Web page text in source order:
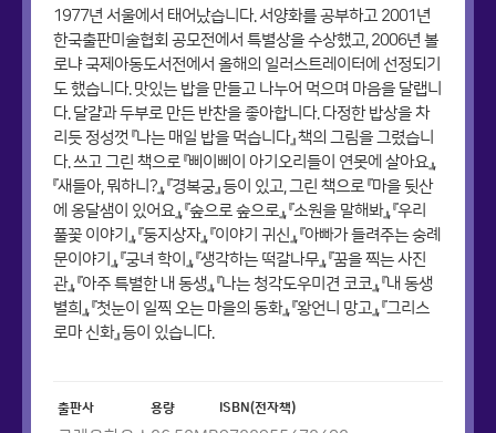
1977년 서울에서 태어났습니다. 서양화를 공부하고 2001년
한국출판미술협회 공모전에서 특별상을 수상했고, 2006년 볼
로냐 국제아동도서전에서 올해의 일러스트레이터에 선정되기
도 했습니다. 맛있는 밥을 만들고 나누어 먹으며 마음을 달랩니
다. 달걀과 두부로 만든 반찬을 좋아합니다. 다정한 밥상을 차
리듯 정성껏 『나는 매일 밥을 먹습니다』 책의 그림을 그렸습니
다. 쓰고 그린 책으로 『삐이삐이 아기오리들이 연못에 살아요』,
『새들아, 뭐하니?』, 『경복궁』 등이 있고, 그린 책으로 『마을 뒷산
에 옹달샘이 있어요』, 『숲으로 숲으로』, 『소원을 말해봐』, 『우리
풀꽃 이야기』, 『둥지상자』, 『이야기 귀신』, 『아빠가 들려주는 숭례
문이야기』, 『궁녀 학이』, 『생각하는 떡갈나무』, 『꿈을 찍는 사진
관』, 『아주 특별한 내 동생』, 『나는 청각도우미견 코코』, 『내 동생
별희』, 『첫눈이 일찍 오는 마을의 동화』, 『왕언니 망고』, 『그리스
로마 신화』 등이 있습니다.
출판사 용량 ISBN(전자책)